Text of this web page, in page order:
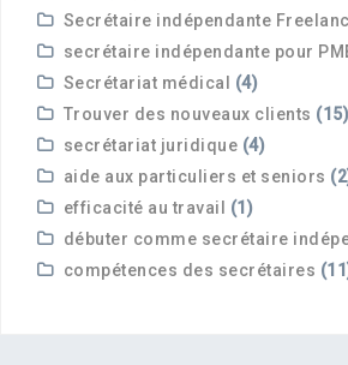
Secrétaire indépendante
secrétaire indépendante pour
Secrétariat médical
(4)
Trouver des nouveaux clients (15)
secrétariat juridique (4)
aide aux particuliers et seniors
efficacité au travail
(1)
débuter comme secrétaire
compétences des secrétaires